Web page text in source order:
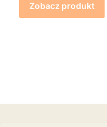
Zobacz produkt